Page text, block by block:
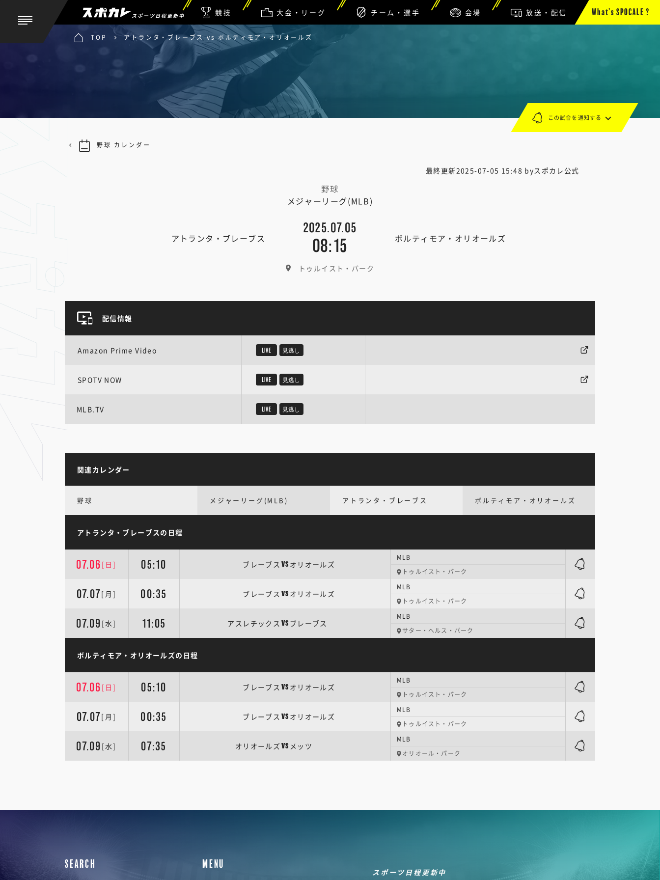
スポーツ日程更新中 競技 大会・リーグ チーム・選手 会場 放送・配信 What’s SPOCALE ?
TOP アトランタ・ブレーブス vs ボルティモア・オリオールズ
最終更新2025-07-05 15:48 byスポカレ公式
野球
メジャーリーグ(MLB)
アトランタ・ブレーブス
2025.07.05
08:15 ボルティモア・オリオールズ
トゥルイスト・パーク
この試合を通知する
野球 カレンダー
配信情報
Amazon Prime Video LIVE 見逃し
SPOTV NOW LIVE 見逃し
MLB.TV LIVE 見逃し
関連カレンダー
野球 メジャーリーグ(MLB) アトランタ・ブレーブス ボルティモア・オリオールズ
アトランタ・ブレーブスの日程
07.06 [日] 05:10 ブレーブス VS オリオールズ
MLB
トゥルイスト・パーク
07.07[月] 00:35 ブレーブス VS オリオールズ
MLB
トゥルイスト・パーク
07.09 [水] 11:05 アスレチックス VS ブレーブス
MLB
サター・ヘルス・パーク
ボルティモア・オリオールズの日程
07.06 [日] 05:10 ブレーブス VS オリオールズ
MLB
トゥルイスト・パーク
07.07[月] 00:35 ブレーブス VS オリオールズ
MLB
トゥルイスト・パーク
07.09 [水] 07:35 オリオールズ VS メッツ
MLB
オリオール・パーク
SEARCH MENU
スポーツ日程更新中